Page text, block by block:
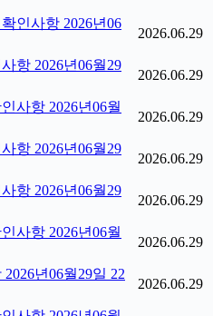
인사항 2026년06
2026.06.29
항 2026년06월29
2026.06.29
사항 2026년06월
2026.06.29
항 2026년06월29
2026.06.29
항 2026년06월29
2026.06.29
사항 2026년06월
2026.06.29
년06월29일 22
2026.06.29